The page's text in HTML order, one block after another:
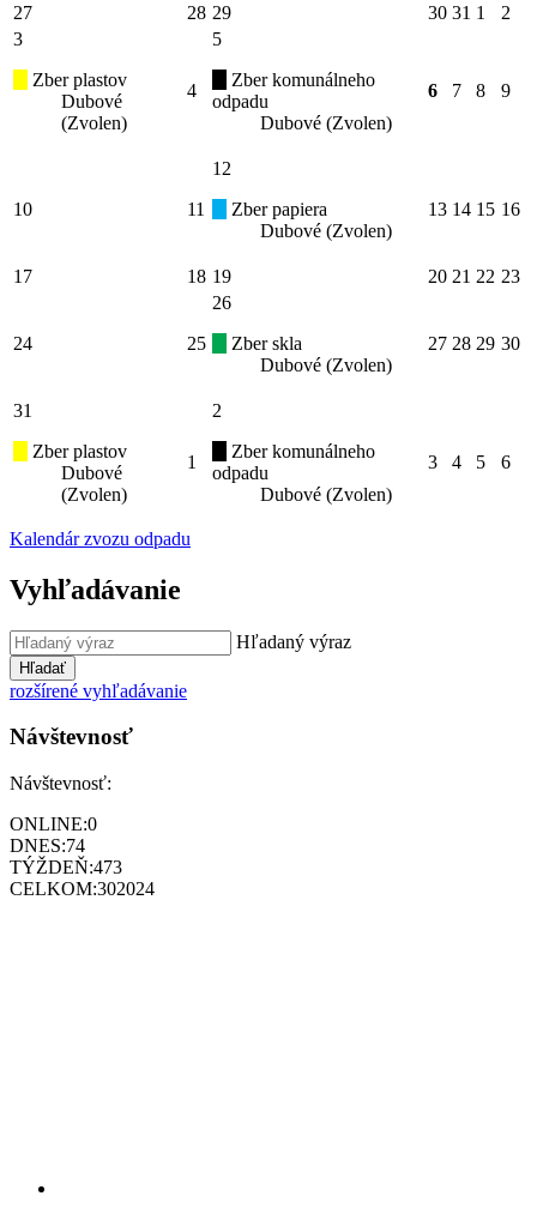
27
28 29 30 31 1
2
3
Zber plastov
Dubové
(Zvolen)
4
5
Zber komunálneho
odpadu
Dubové (Zvolen)
6 7 8 9
10 11
12
Zber papiera
Dubové (Zvolen)
13 14 15 16
17 18 19 20 21 22 23
24 25
26
Zber skla
Dubové (Zvolen)
27 28 29 30
31
Zber plastov
Dubové
(Zvolen)
1
2
Zber komunálneho
odpadu
Dubové (Zvolen)
3 4 5 6
Kalendár zvozu odpadu
Vyhľadávanie
Hľadaný výraz
Hľadať
rozšírené vyhľadávanie
Návštevnosť
Návštevnosť:
ONLINE:0
DNES:74
TÝŽDEŇ:473
CELKOM:302024